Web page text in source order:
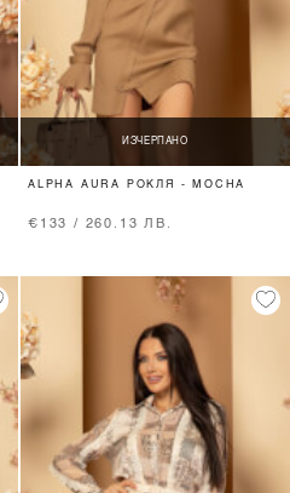
ИЗЧЕРПАНО
ALPHA AURA РОКЛЯ - MOCHA
€133 / 260.13 ЛВ.